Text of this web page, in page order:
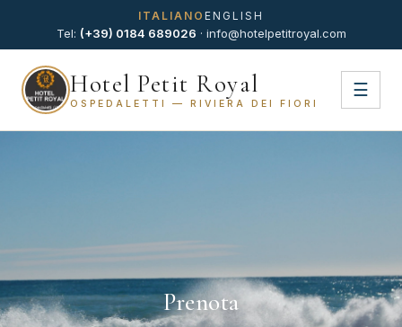
ITALIANO ENGLISH
Tel: (+39) 0184 689026 · info@hotelpetitroyal.com
Hotel Petit Royal
OSPEDALETTI — RIVIERA DEI FIORI
☰
Prenota